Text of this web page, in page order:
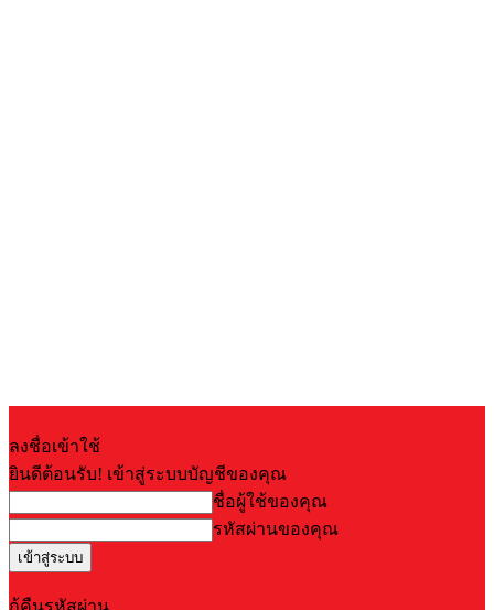
ลงชื่อเข้าใช้
ยินดีต้อนรับ! เข้าสู่ระบบบัญชีของคุณ
ชื่อผู้ใช้ของคุณ
รหัสผ่านของคุณ
กู้คืนรหัสผ่าน